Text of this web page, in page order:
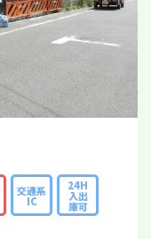
交通系
IC
24H
入出
庫可